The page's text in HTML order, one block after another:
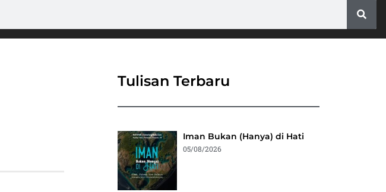
Tulisan Terbaru
Iman Bukan (Hanya) di Hati
05/08/2026